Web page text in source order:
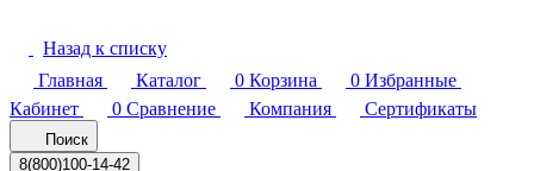
Назад к списку
Главная
Каталог 0 Корзина 0 Избранные
Кабинет
0 Сравнение Компания Сертификаты
Поиск
8(800)100-14-42